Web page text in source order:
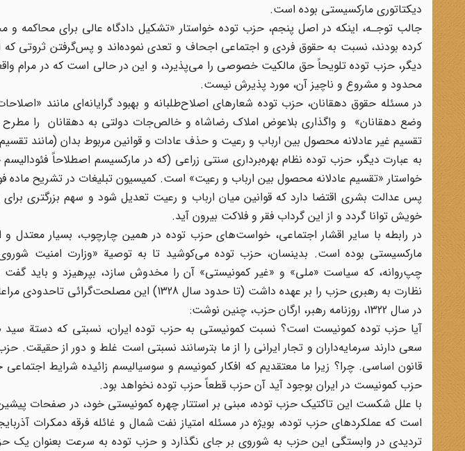
دیکتاتوری مارکسیستی بوده است.
جالب توجـه، اینکه در اصل پنجم، حزب توده خواستار «تشکیل دادگاه عالی برای محاکمه
کرده بودند، نسبت به حقوق فردی و اجتماعی اجحاف و تعدی نموده‌اند و پس‌گرفتن ثروتی
دیگر، حزب توده تلویحاً حق مالکیت خصوصی را می‌پذیرد، و این در حالی است که در
محدود و مشروع و ناچیز آن، مورد پذیرش نیست.
در مسئله حقوق دهقانان، حزب توده‌ شعارهای اصلاح‌طلبانه و بهبود گرایانه‌ای مانند
وضع دهقانان» و واگذاری بلاعوض املاک رضاشاه و خالص‌جات دولتی به دهقانان را
تقسیم غیر عادلانه محصول بین ارباب و رعیت و حذف عادات و قوانین مربوط بدان (مانند
به عبارت دیگر، حزب توده نظام بهره‌برداری سنتی زراعی (که در مارکسیسم اصطلاحاً
خواستار «تقسیم عادلانه محصول بین ارباب و رعیت» است. کمیسیون تبلیغات در تشریح ماده
پس عدالت بشری اقتضا دارد که قوانین میان ارباب و رعیت تعدیل شود و سهم بزرگتری
خویش توانا گردد و از این گرداب فقر و فلاکت بیرون آید.
در رابطه با سایر اقشار اجتماعی، خواست‌های حزب توده در همین چارچوب، بسیار معتدل
مارکسیستی بوده است. بدینسان، حزب توده می‌کوشید تا به توصیة «وزارت امنیت
چپ‌روانه، که سیاست «ملی» و «غیر کمونیستی» آن را مخدوش سازد، بپرهیزد و باید گفت
نظارت به رهبری حزب را بر عهده داشت (تا حدود سال 1328) این مصلحت‌گرائی تاحدودی مراعات می‌شد.
در سال 1322، روزنامه رهبر، ارگان حزب، چنین نوشت:
آیا حزب توده کمونیست است؟ نسبت کمونیستی به حزب توده ایران، نسبتی که دستة سید
سعی دارند سرمایه‌داران و تجار ایرانی را از ما بترسانند نسبتی است غلط و دور از حقیقت.
قانون اساسی. چرا؟ زیرا ما معتقدیم که افکار کمونیسم و سوسیالیسم زائیده شرایط
حزب کمونیست در ایران بوجود ‌آید آن حزب قطعاً حزب توده نخواهد بود.
با علل شکست این تاکتیک حزب توده، مبنی بر استتار چهره کمونیستی خود، در صفحات
تردیدی در وابستگی این حزب به شوروی بر جای نگذارد و حزب توده به سرعت بعنوان یک